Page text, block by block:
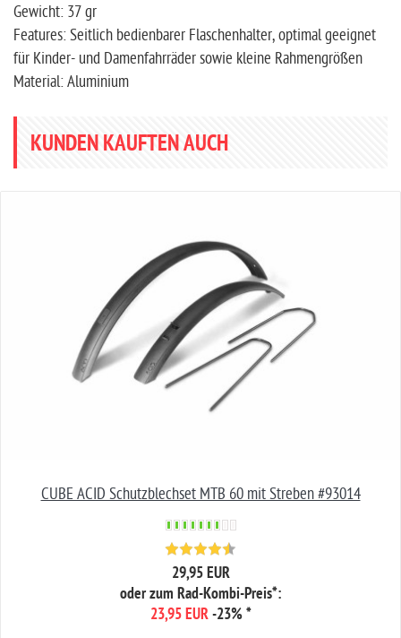
Gewicht: 37 gr
Features: Seitlich bedienbarer Flaschenhalter, optimal geeignet
für Kinder- und Damenfahrräder sowie kleine Rahmengrößen
Material: Aluminium
KUNDEN KAUFTEN AUCH
CUBE ACID Schutzblechset MTB 60 mit Streben #93014
29,95 EUR
oder zum Rad-Kombi-Preis*:
23,95 EUR -23%*